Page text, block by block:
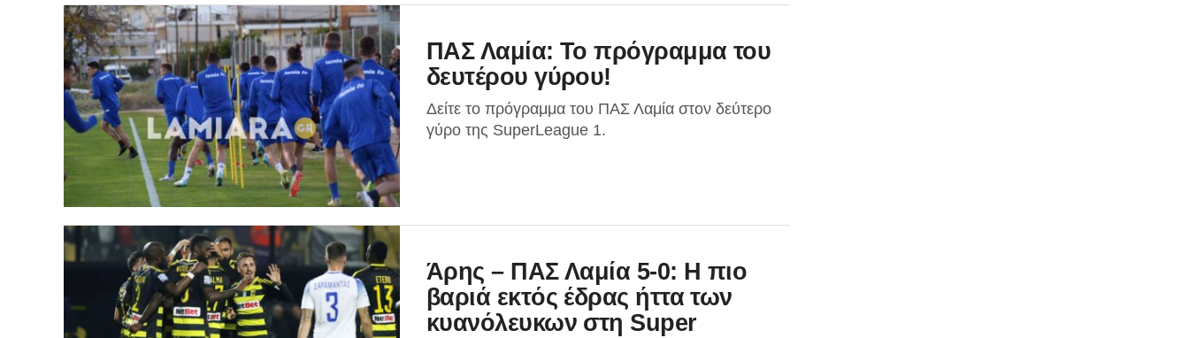
ΠΑΣ Λαμία: Το πρόγραμμα του
δευτέρου γύρου!
Δείτε το πρόγραμμα του ΠΑΣ Λαμία στον δεύτερο
γύρο της SuperLeague 1.
Άρης – ΠΑΣ Λαμία 5-0: Η πιο
βαριά εκτός έδρας ήττα των
κυανόλευκων στη Super